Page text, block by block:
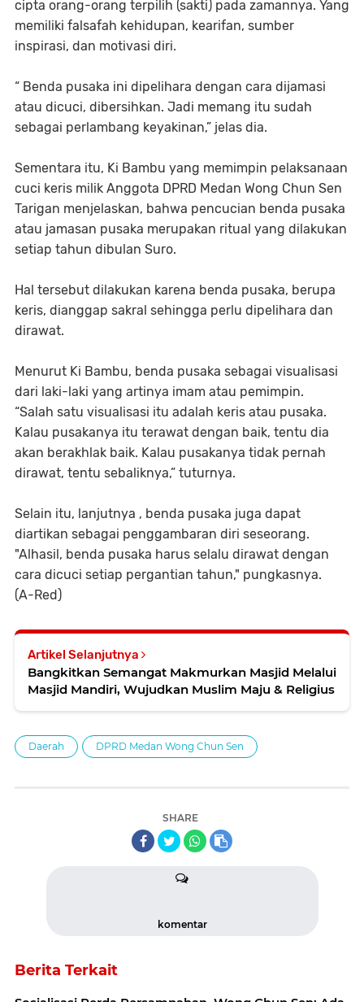
cipta orang-orang terpilih (sakti) pada zamannya. Yang
memiliki falsafah kehidupan, kearifan, sumber
inspirasi, dan motivasi diri.
“ Benda pusaka ini dipelihara dengan cara dijamasi
atau dicuci, dibersihkan. Jadi memang itu sudah
sebagai perlambang keyakinan,” jelas dia.
Sementara itu, Ki Bambu yang memimpin pelaksanaan
cuci keris milik Anggota DPRD Medan Wong Chun Sen
Tarigan menjelaskan, bahwa pencucian benda pusaka
atau jamasan pusaka merupakan ritual yang dilakukan
setiap tahun dibulan Suro.
Hal tersebut dilakukan karena benda pusaka, berupa
keris, dianggap sakral sehingga perlu dipelihara dan
dirawat.
Menurut Ki Bambu, benda pusaka sebagai visualisasi
dari laki-laki yang artinya imam atau pemimpin.
“Salah satu visualisasi itu adalah keris atau pusaka.
Kalau pusakanya itu terawat dengan baik, tentu dia
akan berakhlak baik. Kalau pusakanya tidak pernah
dirawat, tentu sebaliknya,” tuturnya.
Selain itu, lanjutnya , benda pusaka juga dapat
diartikan sebagai penggambaran diri seseorang.
"Alhasil, benda pusaka harus selalu dirawat dengan
cara dicuci setiap pergantian tahun," pungkasnya.
(A-Red)
Artikel Selanjutnya
Bangkitkan Semangat Makmurkan Masjid Melalui
Masjid Mandiri, Wujudkan Muslim Maju & Religius
Daerah DPRD Medan Wong Chun Sen
SHARE
komentar
Berita Terkait